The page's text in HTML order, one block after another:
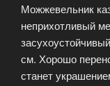
Можжевельник
неприхотливый
см. Хорошо
станет